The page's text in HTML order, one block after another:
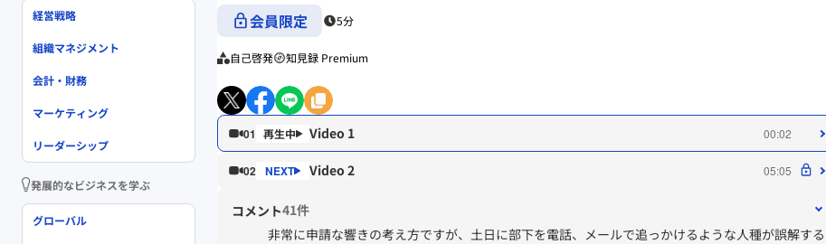
会員限定 5分
自己啓発 知見録 Premium
01 Video 1 00:02
02 Video 2 05:05
コメント41件
非常に申請な響きの考え方ですが、土日に部下を電話、メールで追っかけるような人種が誤解する
経営戦略
組織マネジメント
会計・財務
マーケティング
リーダーシップ
発展的なビジネスを学ぶ
グローバル